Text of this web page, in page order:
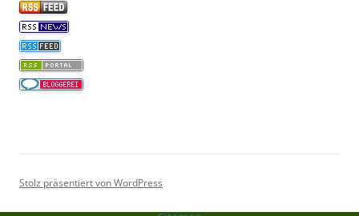
Stolz präsentiert von WordPress